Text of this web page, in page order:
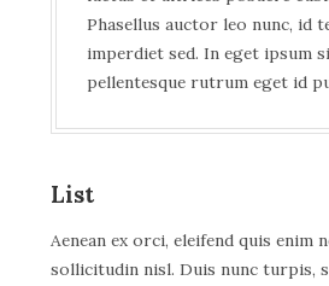
Phasellus auctor leo nunc, id
imperdiet sed. In eget ipsum
pellentesque rutrum eget id
List
Aenean ex orci, eleifend quis enim
sollicitudin nisl. Duis nunc turpis,